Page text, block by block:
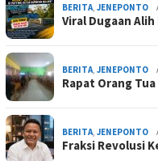
BERITA JENEPONTO
Viral Dugaan
BERITA JENEPONTO
Rapat Orang
BERITA JENEPONTO
Fraksi Revolusi